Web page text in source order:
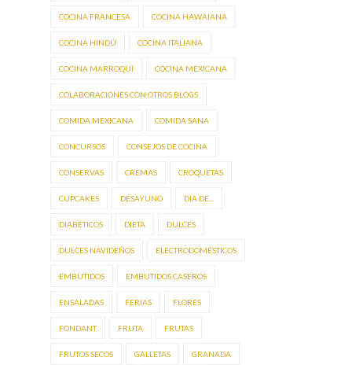
COCINA FRANCESA COCINA HAWAIANA
COCINA HINDÚ COCINA ITALIANA
COCINA MARROQUÍ COCINA MEXICANA
COLABORACIONES CON OTROS BLOGS
COMIDA MEXICANA COMIDA SANA
CONCURSOS CONSEJOS DE COCINA
CONSERVAS CREMAS CROQUETAS
CUPCAKES DESAYUNO DÍA DE...
DIABÉTICOS DIETA DULCES
DULCES NAVIDEÑOS ELECTRODOMÉSTICOS
EMBUTIDOS EMBUTIDOS CASEROS
ENSALADAS FERIAS FLORES
FONDANT FRUTA FRUTAS
FRUTOS SECOS GALLETAS GRANADA